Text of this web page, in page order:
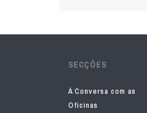
SECÇÕES
À Conversa com as
Oficinas